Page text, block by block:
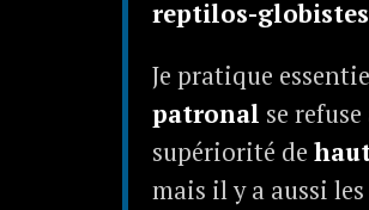
reptilos-
Je pratique
patronal se
supériorité de
mais il y a aussi les